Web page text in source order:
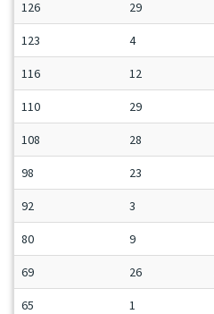
126 29
123 4
116 12
110 29
108 28
98 23
92 3
80 9
69 26
65 1